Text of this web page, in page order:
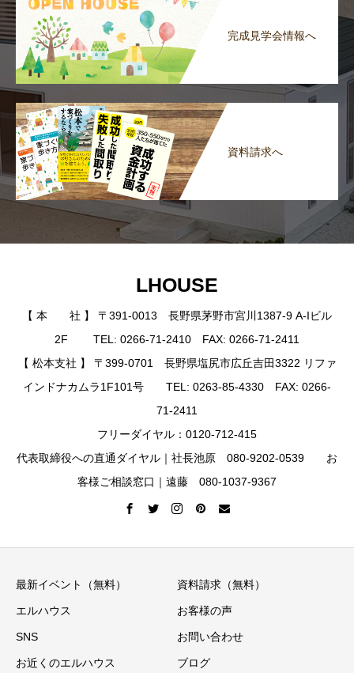
完成見学会情報へ
資料請求へ
LHOUSE
【 本 社 】 〒391-0013 長野県茅野市宮川1387-9 A-Iビル
2F TEL: 0266-71-2410 FAX: 0266-71-2411
【 松本支社 】 〒399-0701 長野県塩尻市広丘吉田3322 リファ
インドナカムラ1F101号 TEL: 0263-85-4330 FAX: 0266-
71-2411
フリーダイヤル：0120-712-415
代表取締役への直通ダイヤル｜社長池原 080-9202-0539 お
客様ご相談窓口｜遠藤 080-1037-9367
最新イベント（無料） 資料請求（無料）
エルハウス お客様の声
SNS お問い合わせ
お近くのエルハウス ブログ